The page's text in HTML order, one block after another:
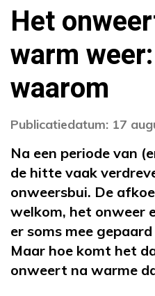
Het
warm
waarom
Publicatiedatum: 17
Na een periode van
de hitte vaak
onweersbui. De
welkom, het onweer
er soms mee
Maar hoe komt het
onweert na warme